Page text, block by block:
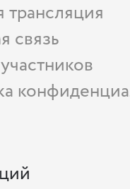
трансляция
связь